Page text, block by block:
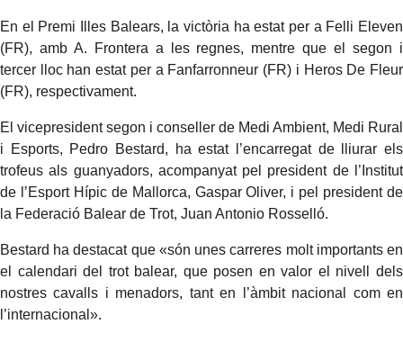
En el Premi Illes Balears, la victòria ha estat per a Felli Eleven
(FR), amb A. Frontera a les regnes, mentre que el segon i
tercer lloc han estat per a Fanfarronneur (FR) i Heros De Fleur
(FR), respectivament.
El vicepresident segon i conseller de Medi Ambient, Medi Rural
i Esports, Pedro Bestard, ha estat l’encarregat de lliurar els
trofeus als guanyadors, acompanyat pel president de l’Institut
de l’Esport Hípic de Mallorca, Gaspar Oliver, i pel president de
la Federació Balear de Trot, Juan Antonio Rosselló.
Bestard ha destacat que «són unes carreres molt importants en
el calendari del trot balear, que posen en valor el nivell dels
nostres cavalls i menadors, tant en l’àmbit nacional com en
l’internacional».